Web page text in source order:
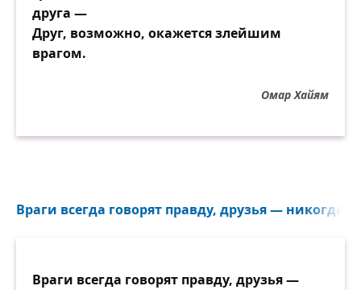
друга —
Друг, возможно, окажется злейшим
врагом.
Омар Хайям
Враги всегда говорят правду, друзья — никогда...
Враги всегда говорят правду, друзья —